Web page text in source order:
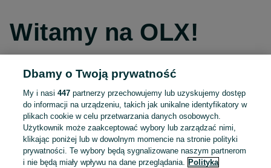
Witamy na OLX!
Kontynuuj przez Facebooka
Kontynuuj przez konto Apple
Kontynuuj przez konto Google
Dbamy o Twoją prywatność
My i nasi447 partnerzy przechowujemy lub uzyskujemy dostęp
do informacji na urządzeniu, takich jak unikalne identyfikatory w
plikach cookie w celu przetwarzania danych osobowych.
Użytkownik może zaakceptować wybory lub zarządzać nimi,
klikając poniżej lub w dowolnym momencie na stronie polityki
prywatności. Te wybory będą sygnalizowane naszym partnerom
i nie będą miały wpływu na dane przeglądania.
Polityka